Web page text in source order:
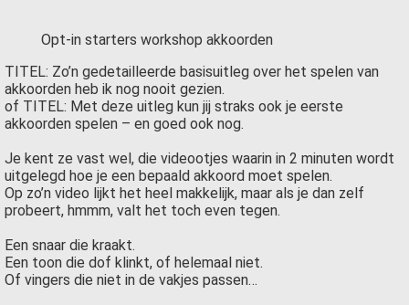
Opt-in starters workshop akkoorden
TITEL: Zo’n gedetailleerde basisuitleg over het spelen van
akkoorden heb ik nog nooit gezien.
of TITEL: Met deze uitleg kun jij straks ook je eerste
akkoorden spelen – en goed ook nog.
Je kent ze vast wel, die videootjes waarin in 2 minuten wordt
uitgelegd hoe je een bepaald akkoord moet spelen.
Op zo’n video lijkt het heel makkelijk, maar als je dan zelf
probeert, hmmm, valt het toch even tegen.
Een snaar die kraakt.
Een toon die dof klinkt, of helemaal niet.
Of vingers die niet in de vakjes passen…